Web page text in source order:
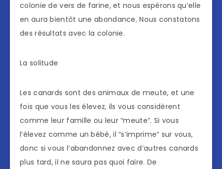
colonie de vers de farine, et nous espérons qu’elle
en aura bientôt une abondance. Nous constatons
des résultats avec la colonie.
La solitude
Les canards sont des animaux de meute, et une
fois que vous les élevez, ils vous considèrent
comme leur famille ou leur “meute”. Si vous
l’élevez comme un bébé, il “s’imprime” sur vous,
donc si vous l’abandonnez avec d’autres canards
plus tard, il ne saura pas quoi faire. De